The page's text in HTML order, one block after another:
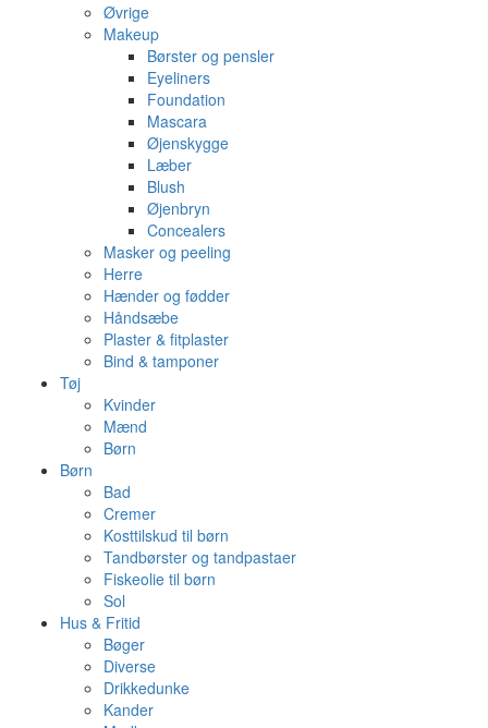
Øvrige
Makeup
Børster og pensler
Eyeliners
Foundation
Mascara
Øjenskygge
Læber
Blush
Øjenbryn
Concealers
Masker og peeling
Herre
Hænder og fødder
Håndsæbe
Plaster & fitplaster
Bind & tamponer
Tøj
Kvinder
Mænd
Børn
Børn
Bad
Cremer
Kosttilskud til børn
Tandbørster og tandpastaer
Fiskeolie til børn
Sol
Hus & Fritid
Bøger
Diverse
Drikkedunke
Kander